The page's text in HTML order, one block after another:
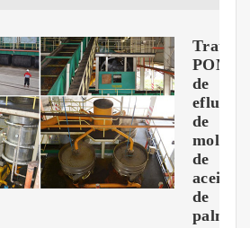
POME
de
efluente
de
molino
de
aceite
de
palma